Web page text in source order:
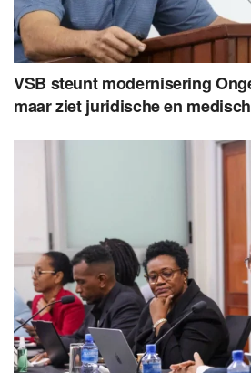
VSB steunt modernisering
maar ziet juridische en